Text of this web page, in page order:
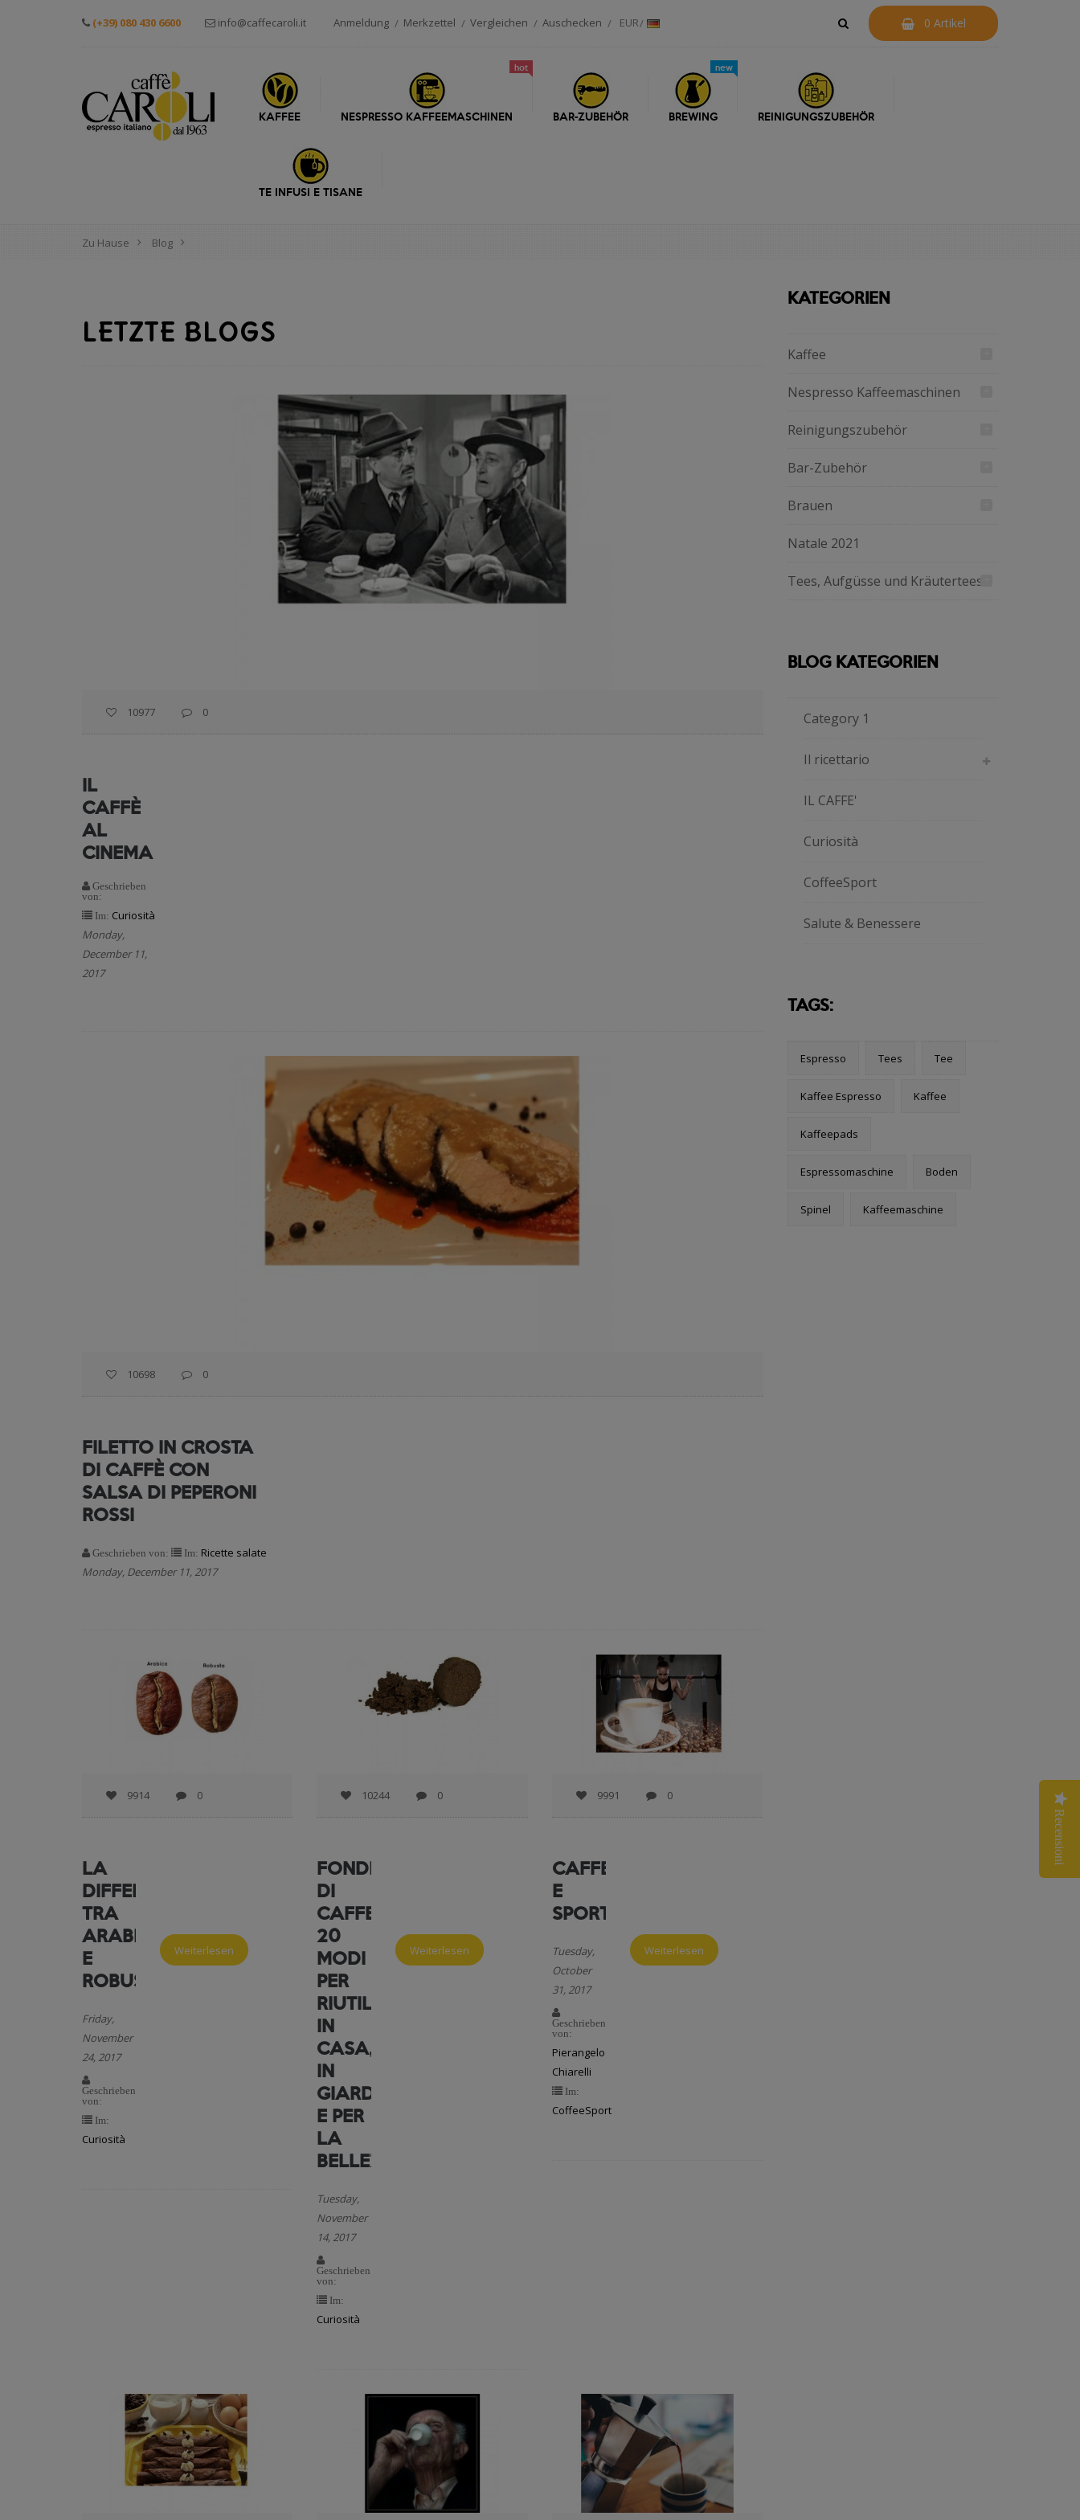
(+39) 080 430 6600 info@caffecaroli.it Anmeldung Merkzettel Vergleichen Auschecken EUR 0 Artikel
KAFFEE NESPRESSO KAFFEEMASCHINEN
hot
BAR-ZUBEHÖR BREWING
new
REINIGUNGSZUBEHÖR
TE INFUSI E TISANE
Zu Hause Blog
LETZTE BLOGS
10977 0
IL
CAFFÈ
AL
CINEMA
Geschrieben
von:
Im: Curiosità
Monday,
December 11,
2017
10698 0
FILETTO IN CROSTA
DI CAFFÈ CON
SALSA DI PEPERONI
ROSSI
Geschrieben von: Im: Ricette salate
Monday, December 11, 2017
9914 0
LA
DIFFERENZA
TRA
ARABICA
E
ROBUSTA
Friday,
November
24, 2017
Geschrieben
von:
Im:
Curiosità
Weiterlesen
10244 0
FONDI
DI
CAFFE':
20
MODI
PER
RIUTILIZZARLI
IN
CASA,
IN
GIARDINO
E PER
LA
BELLEZZA
Tuesday,
November
14, 2017
Geschrieben
von:
Im:
Curiosità
Weiterlesen
9991 0
CAFFEINA
E
SPORT
Tuesday,
October
31, 2017
Geschrieben
von:
Pierangelo
Chiarelli
Im:
CoffeeSport
Weiterlesen
KATEGORIEN
Kaffee
Nespresso Kaffeemaschinen
Reinigungszubehör
Bar-Zubehör
Brauen
Natale 2021
Tees, Aufgüsse und Kräutertees
BLOG KATEGORIEN
Category 1
Il ricettario
IL CAFFE'
Curiosità
CoffeeSport
Salute & Benessere
TAGS:
Espresso Tees Tee
Kaffee Espresso Kaffee
Kaffeepads
Espressomaschine Boden
Spinel Kaffeemaschine
Recensioni